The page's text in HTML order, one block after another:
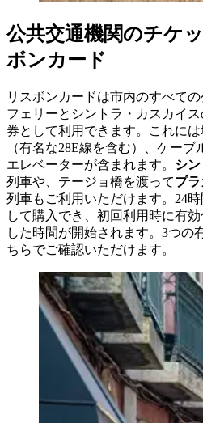
公共交通機関のチケ
ボンカード
リスボンカードは市内のすべて
フェリーとシントラ・カスカイ
券として利用できます。これに
（有名な28E線を含む）、ケーブ
エレベーターが含まれます。 シン
列車や、テージョ橋を渡ってプ
列車もご利用いただけます。24
して購入でき、初回利用時に有
した時間が開始されます。3つの
ちらでご確認いただけます。